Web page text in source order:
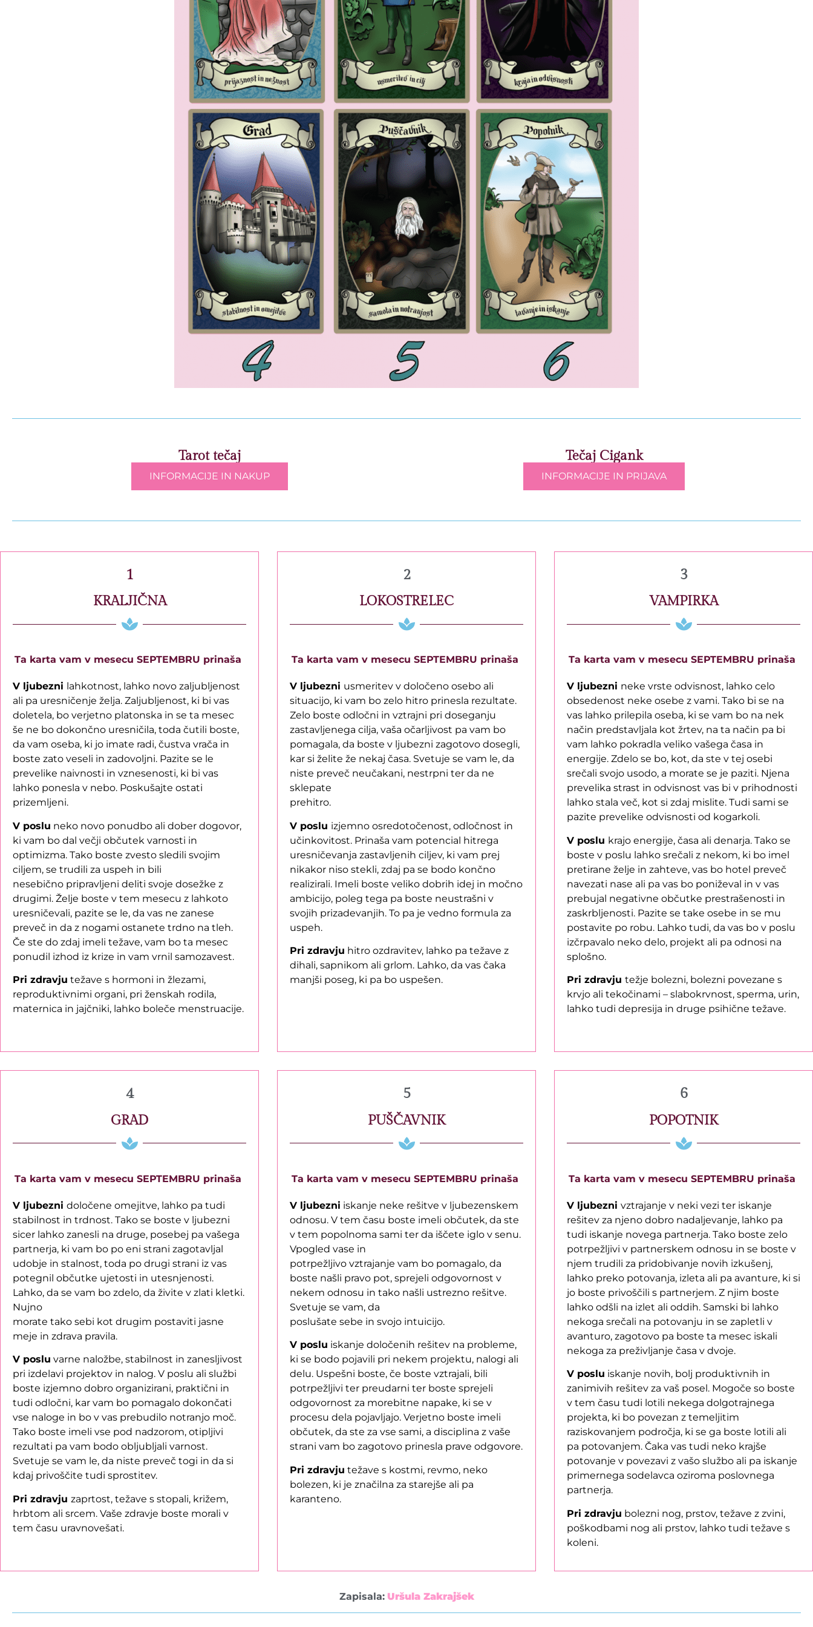
Tarot tečaj
INFORMACIJE IN NAKUP
Tečaj Cigank
INFORMACIJE IN PRIJAVA
1
KRALJIČNA
Ta karta vam v mesecu SEPTEMBRU prinaša
V ljubezni lahkotnost, lahko novo zaljubljenost
ali pa uresničenje želja. Zaljubljenost, ki bi vas
doletela, bo verjetno platonska in se ta mesec
še ne bo dokončno uresničila, toda čutili boste,
da vam oseba, ki jo imate radi, čustva vrača in
boste zato veseli in zadovoljni. Pazite se le
prevelike naivnosti in vznesenosti, ki bi vas
lahko ponesla v nebo. Poskušajte ostati
prizemljeni.
V poslu neko novo ponudbo ali dober dogovor,
ki vam bo dal večji občutek varnosti in
optimizma. Tako boste zvesto sledili svojim
ciljem, se trudili za uspeh in bili
nesebično pripravljeni deliti svoje dosežke z
drugimi. Želje boste v tem mesecu z lahkoto
uresničevali, pazite se le, da vas ne zanese
preveč in da z nogami ostanete trdno na tleh.
Če ste do zdaj imeli težave, vam bo ta mesec
ponudil izhod iz krize in vam vrnil samozavest.
Pri zdravju težave s hormoni in žlezami,
reproduktivnimi organi, pri ženskah rodila,
maternica in jajčniki, lahko boleče menstruacije.
2
LOKOSTRELEC
Ta karta vam v mesecu SEPTEMBRU prinaša
V ljubezni usmeritev v določeno osebo ali
situacijo, ki vam bo zelo hitro prinesla rezultate.
Zelo boste odločni in vztrajni pri doseganju
zastavljenega cilja, vaša očarljivost pa vam bo
pomagala, da boste v ljubezni zagotovo dosegli,
kar si želite že nekaj časa. Svetuje se vam le, da
niste preveč neučakani, nestrpni ter da ne
sklepate
prehitro.
V poslu izjemno osredotočenost, odločnost in
učinkovitost. Prinaša vam potencial hitrega
uresničevanja zastavljenih ciljev, ki vam prej
nikakor niso stekli, zdaj pa se bodo končno
realizirali. Imeli boste veliko dobrih idej in močno
ambicijo, poleg tega pa boste neustrašni v
svojih prizadevanjih. To pa je vedno formula za
uspeh.
Pri zdravju hitro ozdravitev, lahko pa težave z
dihali, sapnikom ali grlom. Lahko, da vas čaka
manjši poseg, ki pa bo uspešen.
3
VAMPIRKA
Ta karta vam v mesecu SEPTEMBRU prinaša
V ljubezni neke vrste odvisnost, lahko celo
obsedenost neke osebe z vami. Tako bi se na
vas lahko prilepila oseba, ki se vam bo na nek
način predstavljala kot žrtev, na ta način pa bi
vam lahko pokradla veliko vašega časa in
energije. Zdelo se bo, kot, da ste v tej osebi
srečali svojo usodo, a morate se je paziti. Njena
prevelika strast in odvisnost vas bi v prihodnosti
lahko stala več, kot si zdaj mislite. Tudi sami se
pazite prevelike odvisnosti od kogarkoli.
V poslu krajo energije, časa ali denarja. Tako se
boste v poslu lahko srečali z nekom, ki bo imel
pretirane želje in zahteve, vas bo hotel preveč
navezati nase ali pa vas bo poniževal in v vas
prebujal negativne občutke prestrašenosti in
zaskrbljenosti. Pazite se take osebe in se mu
postavite po robu. Lahko tudi, da vas bo v poslu
izčrpavalo neko delo, projekt ali pa odnosi na
splošno.
Pri zdravju težje bolezni, bolezni povezane s
krvjo ali tekočinami – slabokrvnost, sperma, urin,
lahko tudi depresija in druge psihične težave.
4
GRAD
Ta karta vam v mesecu SEPTEMBRU prinaša
V ljubezni določene omejitve, lahko pa tudi
stabilnost in trdnost. Tako se boste v ljubezni
sicer lahko zanesli na druge, posebej pa vašega
partnerja, ki vam bo po eni strani zagotavljal
udobje in stalnost, toda po drugi strani iz vas
potegnil občutke ujetosti in utesnjenosti.
Lahko, da se vam bo zdelo, da živite v zlati kletki.
Nujno
morate tako sebi kot drugim postaviti jasne
meje in zdrava pravila.
V poslu varne naložbe, stabilnost in zanesljivost
pri izdelavi projektov in nalog. V poslu ali službi
boste izjemno dobro organizirani, praktični in
tudi odločni, kar vam bo pomagalo dokončati
vse naloge in bo v vas prebudilo notranjo moč.
Tako boste imeli vse pod nadzorom, otipljivi
rezultati pa vam bodo obljubljali varnost.
Svetuje se vam le, da niste preveč togi in da si
kdaj privoščite tudi sprostitev.
Pri zdravju zaprtost, težave s stopali, križem,
hrbtom ali srcem. Vaše zdravje boste morali v
tem času uravnovešati.
5
PUŠČAVNIK
Ta karta vam v mesecu SEPTEMBRU prinaša
V ljubezni iskanje neke rešitve v ljubezenskem
odnosu. V tem času boste imeli občutek, da ste
v tem popolnoma sami ter da iščete iglo v senu.
Vpogled vase in
potrpežljivo vztrajanje vam bo pomagalo, da
boste našli pravo pot, sprejeli odgovornost v
nekem odnosu in tako našli ustrezno rešitve.
Svetuje se vam, da
poslušate sebe in svojo intuicijo.
V poslu iskanje določenih rešitev na probleme,
ki se bodo pojavili pri nekem projektu, nalogi ali
delu. Uspešni boste, če boste vztrajali, bili
potrpežljivi ter preudarni ter boste sprejeli
odgovornost za morebitne napake, ki se v
procesu dela pojavljajo. Verjetno boste imeli
občutek, da ste za vse sami, a disciplina z vaše
strani vam bo zagotovo prinesla prave odgovore.
Pri zdravju težave s kostmi, revmo, neko
bolezen, ki je značilna za starejše ali pa
karanteno.
6
POPOTNIK
Ta karta vam v mesecu SEPTEMBRU prinaša
V ljubezni vztrajanje v neki vezi ter iskanje
rešitev za njeno dobro nadaljevanje, lahko pa
tudi iskanje novega partnerja. Tako boste zelo
potrpežljivi v partnerskem odnosu in se boste v
njem trudili za pridobivanje novih izkušenj,
lahko preko potovanja, izleta ali pa avanture, ki si
jo boste privoščili s partnerjem. Z njim boste
lahko odšli na izlet ali oddih. Samski bi lahko
nekoga srečali na potovanju in se zapletli v
avanturo, zagotovo pa boste ta mesec iskali
nekoga za preživljanje časa v dvoje.
V poslu iskanje novih, bolj produktivnih in
zanimivih rešitev za vaš posel. Mogoče so boste
v tem času tudi lotili nekega dolgotrajnega
projekta, ki bo povezan z temeljitim
raziskovanjem področja, ki se ga boste lotili ali
pa potovanjem. Čaka vas tudi neko krajše
potovanje v povezavi z vašo službo ali pa iskanje
primernega sodelavca oziroma poslovnega
partnerja.
Pri zdravju bolezni nog, prstov, težave z zvini,
poškodbami nog ali prstov, lahko tudi težave s
koleni.
Zapisala: Uršula Zakrajšek